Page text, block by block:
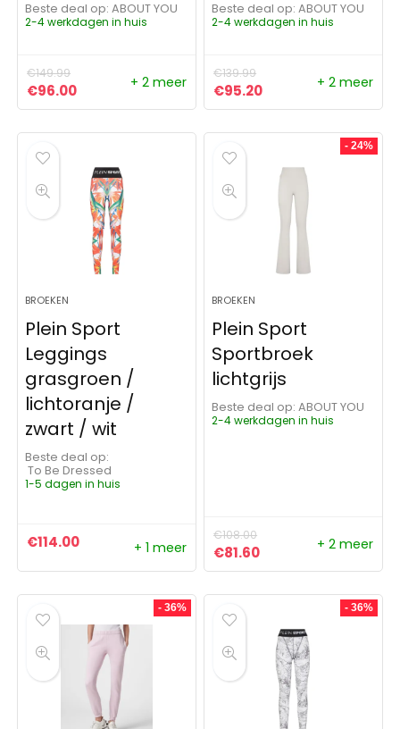
Beste deal op:
ABOUT YOU
2-4 werkdagen in huis
€149.99
Oorspronkelijke prijs was: €149.99.
€96.00Huidige prijs is: €96.00.
+ 2 meer
Beste deal op:
ABOUT YOU
2-4 werkdagen in huis
€139.99
Oorspronkelijke prijs was:
€95.20Huidige prijs is:
+ 2 meer
BROEKEN
Plein Sport
Leggings
grasgroen /
lichtoranje /
zwart / wit
Beste deal op:
To Be Dressed
1-5 dagen in huis
€114.00 + 1 meer
- 24%
BROEKEN
Plein Sport
Sportbroek
lichtgrijs
Beste deal op:
ABOUT YOU
2-4 werkdagen in huis
€108.00
Oorspronkelijke prijs was:
€81.60Huidige prijs is:
+ 2 meer
- 36% - 36%